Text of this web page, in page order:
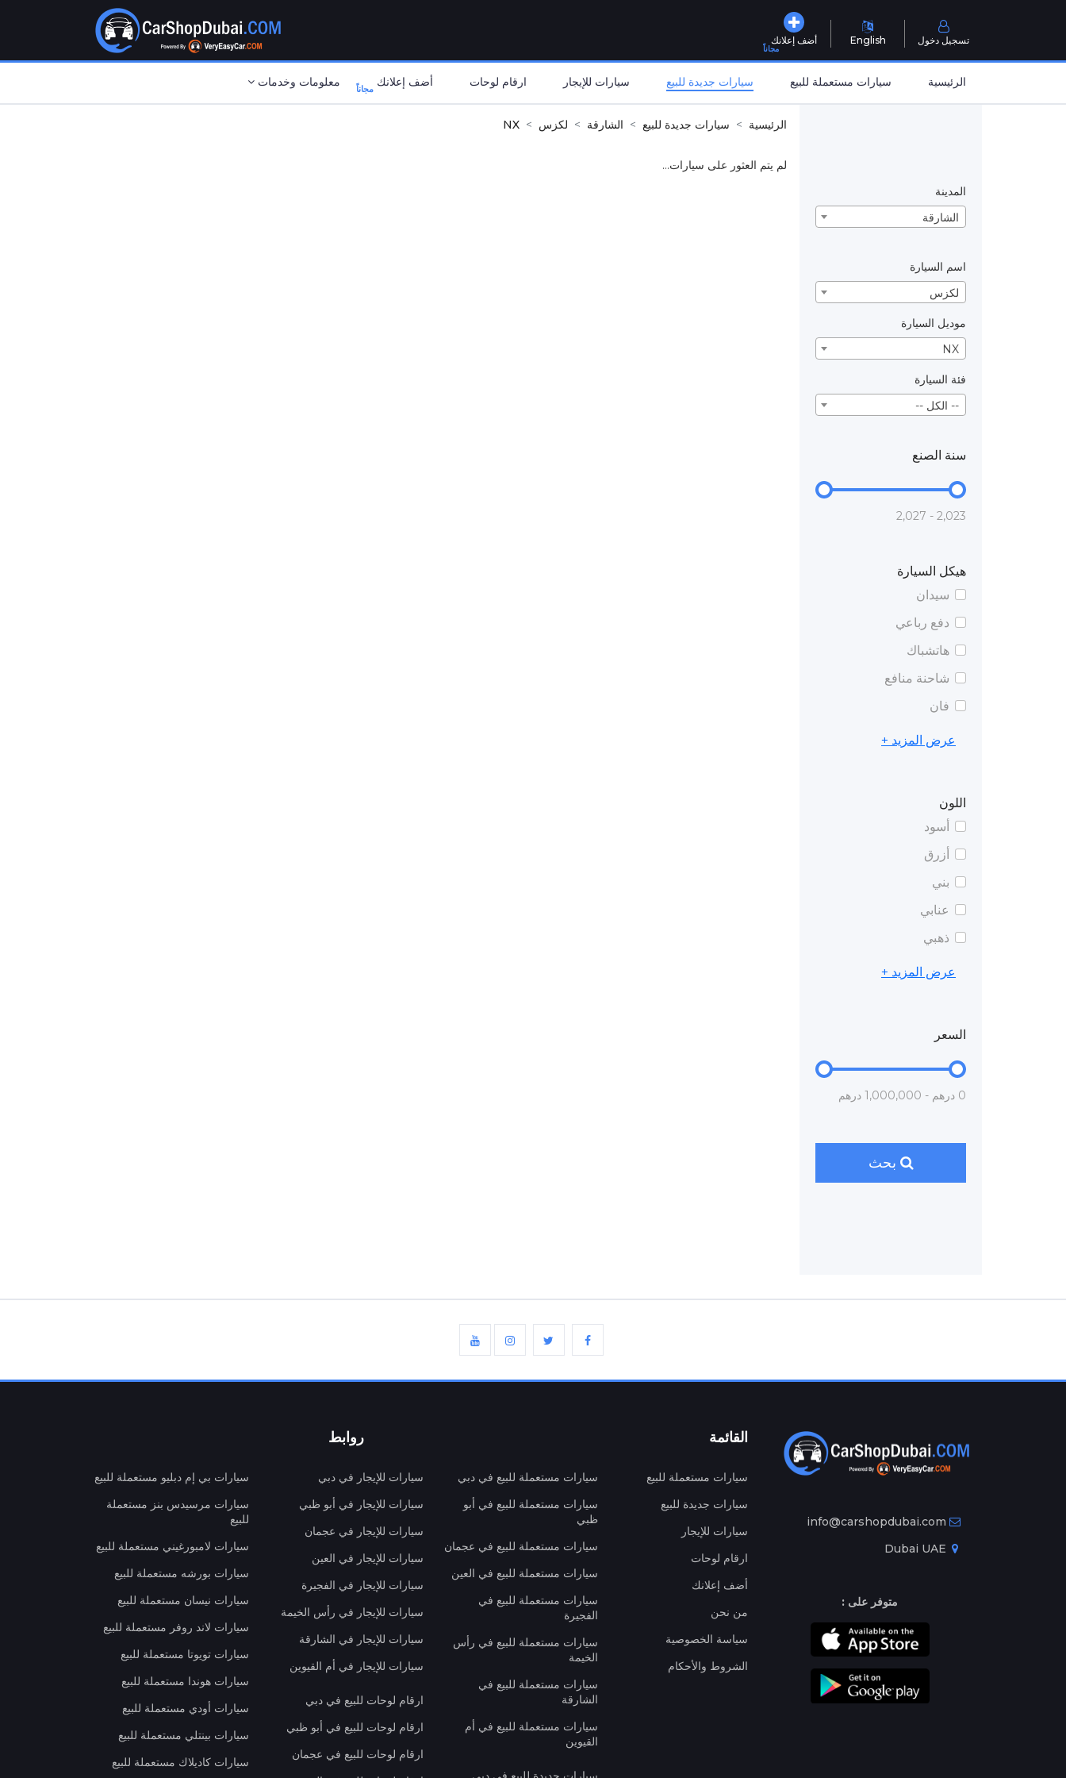
أضف إعلانك
مجاناً
English تسجيل دخول
الرئيسية سيارات مستعملة للبيع سيارات جديدة للبيع سيارات للإيجار ارقام لوحات أضف إعلانك مجاناً معلومات وخدمات
المدينة
الشارقة
اسم السيارة
لكزس
موديل السيارة
NX
فئة السيارة
-- الكل --
سنة الصنع
2,023 - 2,027
هيكل السيارة
سيدان
دفع رباعي
هاتشباك
شاحنة منافع
فان
عرض المزيد +
اللون
أسود
أزرق
بني
عنابي
ذهبي
عرض المزيد +
السعر
0 درهم - 1,000,000 درهم
بحث
الرئيسية سيارات جديدة للبيع الشارقة لكزس NX
لم يتم العثور على سيارات...
info@carshopdubai.com
متوفر على :
القائمة
سيارات مستعملة للبيع
سيارات جديدة للبيع
سيارات للإيجار
ارقام لوحات
أضف إعلانك
من نحن
سياسة الخصوصية
الشروط والأحكام
روابط
سيارات مستعملة للبيع في دبي
سيارات مستعملة للبيع في أبو
ظبي
سيارات مستعملة للبيع في عجمان
سيارات مستعملة للبيع في العين
سيارات مستعملة للبيع في
الفجيرة
سيارات مستعملة للبيع في رأس
الخيمة
سيارات مستعملة للبيع في
الشارقة
سيارات مستعملة للبيع في أم
القيوين
سيارات للإيجار في دبي
سيارات للإيجار في أبو ظبي
سيارات للإيجار في عجمان
سيارات للإيجار في العين
سيارات للإيجار في الفجيرة
سيارات للإيجار في رأس الخيمة
سيارات للإيجار في الشارقة
سيارات للإيجار في أم القيوين
ارقام لوحات للبيع في دبي
ارقام لوحات للبيع في أبو ظبي
ارقام لوحات للبيع في عجمان
سيارات بي إم دبليو مستعملة للبيع
سيارات مرسيدس بنز مستعملة
للبيع
سيارات لامبورغيني مستعملة للبيع
سيارات بورشه مستعملة للبيع
سيارات نيسان مستعملة للبيع
سيارات لاند روفر مستعملة للبيع
سيارات تويوتا مستعملة للبيع
سيارات هوندا مستعملة للبيع
سيارات أودي مستعملة للبيع
سيارات بينتلي مستعملة للبيع
سيارات كاديلاك مستعملة للبيع